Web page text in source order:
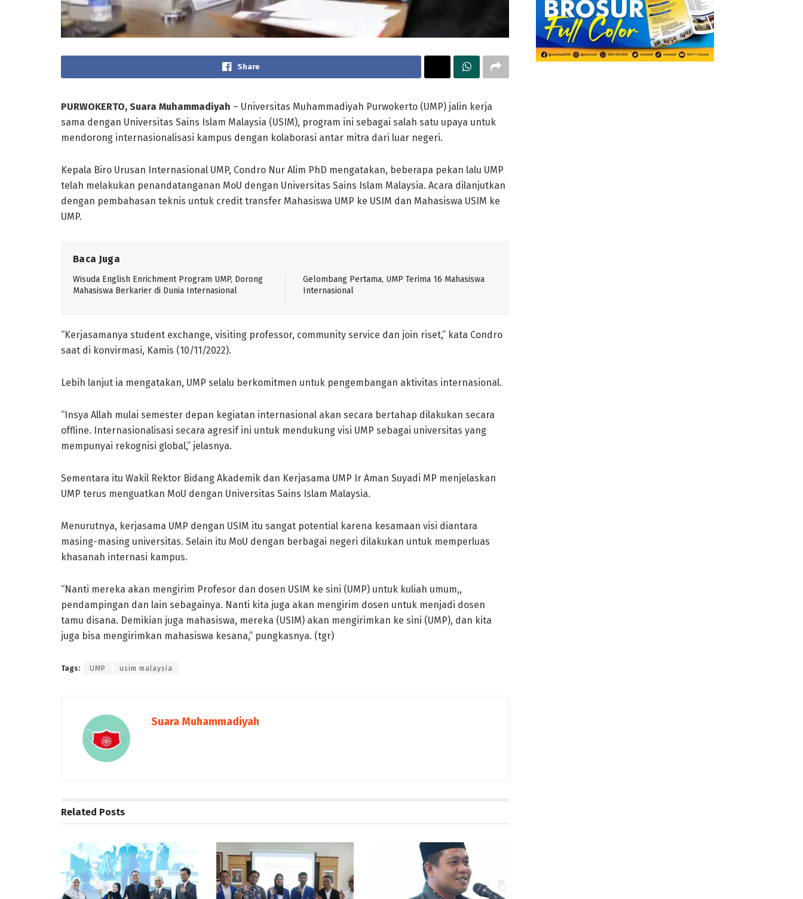
Share
PURWOKERTO, Suara Muhammadiyah – Universitas Muhammadiyah Purwokerto (UMP) jalin kerja
sama dengan Universitas Sains Islam Malaysia (USIM), program ini sebagai salah satu upaya untuk
mendorong internasionalisasi kampus dengan kolaborasi antar mitra dari luar negeri.
Kepala Biro Urusan Internasional UMP, Condro Nur Alim PhD mengatakan, beberapa pekan lalu UMP
telah melakukan penandatanganan MoU dengan Universitas Sains Islam Malaysia. Acara dilanjutkan
dengan pembahasan teknis untuk credit transfer Mahasiswa UMP ke USIM dan Mahasiswa USIM ke
UMP.
Baca Juga
Wisuda English Enrichment Program UMP, Dorong
Mahasiswa Berkarier di Dunia Internasional
Gelombang Pertama, UMP Terima 16 Mahasiswa
Internasional
“Kerjasamanya student exchange, visiting professor, community service dan join riset,” kata Condro
saat di konvirmasi, Kamis (10/11/2022).
Lebih lanjut ia mengatakan, UMP selalu berkomitmen untuk pengembangan aktivitas internasional.
“Insya Allah mulai semester depan kegiatan internasional akan secara bertahap dilakukan secara
offline. Internasionalisasi secara agresif ini untuk mendukung visi UMP sebagai universitas yang
mempunyai rekognisi global,” jelasnya.
Sementara itu Wakil Rektor Bidang Akademik dan Kerjasama UMP Ir Aman Suyadi MP menjelaskan
UMP terus menguatkan MoU dengan Universitas Sains Islam Malaysia.
Menurutnya, kerjasama UMP dengan USIM itu sangat potential karena kesamaan visi diantara
masing-masing universitas. Selain itu MoU dengan berbagai negeri dilakukan untuk memperluas
khasanah internasi kampus.
“Nanti mereka akan mengirim Profesor dan dosen USIM ke sini (UMP) untuk kuliah umum,,
pendampingan dan lain sebagainya. Nanti kita juga akan mengirim dosen untuk menjadi dosen
tamu disana. Demikian juga mahasiswa, mereka (USIM) akan mengirimkan ke sini (UMP), dan kita
juga bisa mengirimkan mahasiswa kesana,” pungkasnya. (tgr)
Tags: UMP usim malaysia
Suara Muhammadiyah
Related Posts